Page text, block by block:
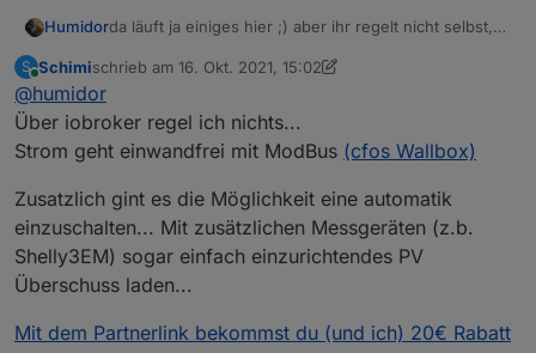
Humidorda läuft ja einiges hier ;) aber ihr regelt nicht selbst,
mehr als ich da jetzt habe, brauche ich nicht
wo, muss ich mal suchen
ich muss selbst die Ladeleistung(Strom) einstellen
können, das ist Voraussetzung
denke der go-e über Modbus sollte das können.
dh ich möchte im Sekundentakt den Strom einstellen,
schon klar, dass die WB träger sind.
S
Online
Schimischrieb am 16. Okt. 2021, 15:02
zuletzt editiert von Schimi
@humidor
Über iobroker regel ich nichts...
Strom geht einwandfrei mit ModBus (cfos Wallbox)
Zusatzlich gint es die Möglichkeit eine automatik
einzuschalten... Mit zusätzlichen Messgeräten (z.b.
Shelly3EM) sogar einfach einzurichtendes PV
Überschuss laden...
Mit dem Partnerlink bekommst du (und ich) 20€ Rabatt